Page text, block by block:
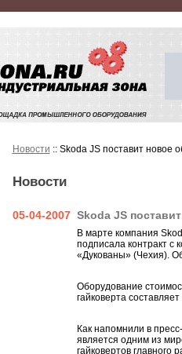
Новости :: Skoda JS поставит новое
Новости
05-04-2007 Skoda JS
В марте компания
подписала контракт с
«Дукованы» (Чехия).
Оборудование
гайковерта
Как напомнили в
является одним из
гайковертов главного